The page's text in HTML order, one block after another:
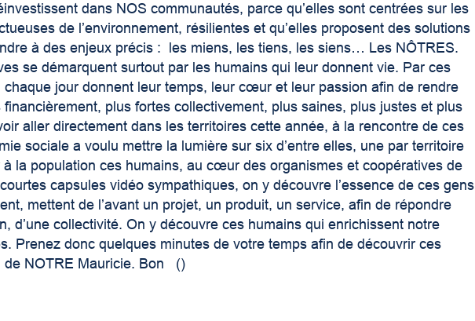
dans NOS communautés, parce qu’elles sont centrées sur les
de l’environnement, résilientes et qu’elles proposent des solutions
à des enjeux précis : les miens, les tiens, les siens… Les NÔTRES.
se démarquent surtout par les humains qui leur donnent vie. Par ces
chaque jour donnent leur temps, leur cœur et leur passion afin de rendre
plus fortes collectivement, plus saines, plus justes et plus
aller directement dans les territoires cette année, à la rencontre de ces
sociale a voulu mettre la lumière sur six d’entre elles, une par territoire
la population ces humains, au cœur des organismes et coopératives de
capsules vidéo sympathiques, on y découvre l’essence de ces gens
mettent de l’avant un projet, un produit, un service, afin de répondre
d’une collectivité. On y découvre ces humains qui enrichissent notre
Prenez donc quelques minutes de votre temps afin de découvrir ces
de NOTRE Mauricie. Bon ()